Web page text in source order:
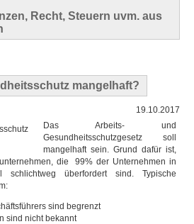
Recht, Steuern uvm. aus
mangelhaft?
19.10.2017
Das Arbeits- und
Gesundheitsschutzgesetz soll
mangelhaft sein. Grund dafür ist,
die 99% der Unternehmen in
schlichtweg überfordert sind. Typische
sind begrenzt
sind nicht bekannt